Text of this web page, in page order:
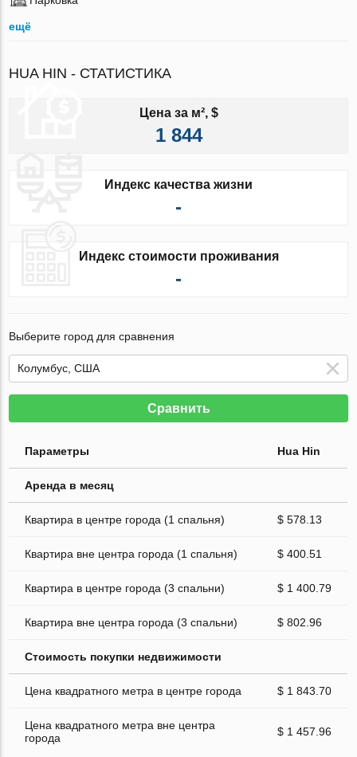
ещё
HUA HIN - СТАТИСТИКА
Цена за м², $
1 844
Индекс качества жизни
-
Индекс стоимости проживания
-
Выберите город для сравнения
Сравнить
Параметры Hua Hin
Аренда в месяц
Квартира в центре города (1 спальня) $ 578.13
Квартира вне центра города (1 спальня) $ 400.51
Квартира в центре города (3 спальни) $ 1 400.79
Квартира вне центра города (3 спальни) $ 802.96
Стоимость покупки недвижимости
Цена квадратного метра в центре города $ 1 843.70
Цена квадратного метра вне центра
города
$ 1 457.96